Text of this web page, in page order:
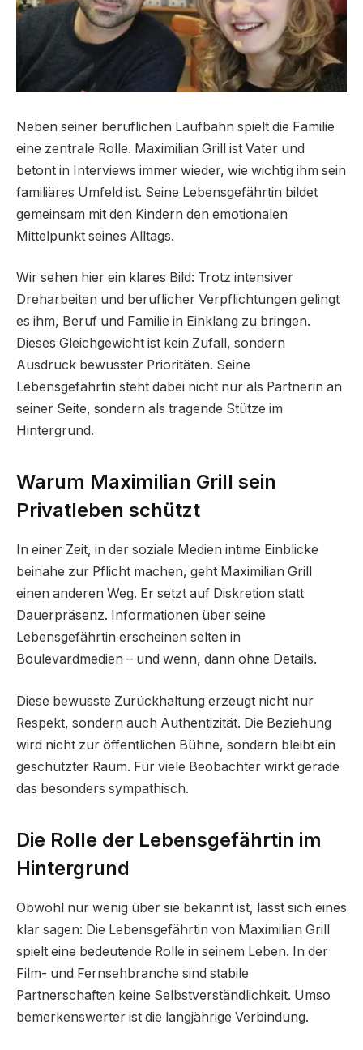
Neben seiner beruflichen Laufbahn spielt die Familie
eine zentrale Rolle. Maximilian Grill ist Vater und
betont in Interviews immer wieder, wie wichtig ihm sein
familiäres Umfeld ist. Seine Lebensgefährtin bildet
gemeinsam mit den Kindern den emotionalen
Mittelpunkt seines Alltags.
Wir sehen hier ein klares Bild: Trotz intensiver
Dreharbeiten und beruflicher Verpflichtungen gelingt
es ihm, Beruf und Familie in Einklang zu bringen.
Dieses Gleichgewicht ist kein Zufall, sondern
Ausdruck bewusster Prioritäten. Seine
Lebensgefährtin steht dabei nicht nur als Partnerin an
seiner Seite, sondern als tragende Stütze im
Hintergrund.
Warum Maximilian Grill sein
Privatleben schützt
In einer Zeit, in der soziale Medien intime Einblicke
beinahe zur Pflicht machen, geht Maximilian Grill
einen anderen Weg. Er setzt auf Diskretion statt
Dauerpräsenz. Informationen über seine
Lebensgefährtin erscheinen selten in
Boulevardmedien – und wenn, dann ohne Details.
Diese bewusste Zurückhaltung erzeugt nicht nur
Respekt, sondern auch Authentizität. Die Beziehung
wird nicht zur öffentlichen Bühne, sondern bleibt ein
geschützter Raum. Für viele Beobachter wirkt gerade
das besonders sympathisch.
Die Rolle der Lebensgefährtin im
Hintergrund
Obwohl nur wenig über sie bekannt ist, lässt sich eines
klar sagen: Die Lebensgefährtin von Maximilian Grill
spielt eine bedeutende Rolle in seinem Leben. In der
Film- und Fernsehbranche sind stabile
Partnerschaften keine Selbstverständlichkeit. Umso
bemerkenswerter ist die langjährige Verbindung.